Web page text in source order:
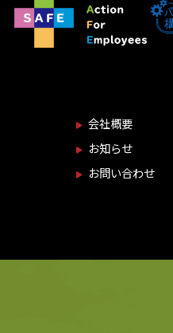
会社概要
お知らせ
お問い合わせ